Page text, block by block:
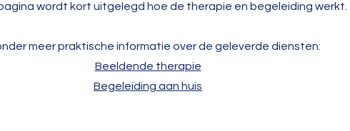
wordt kort uitgelegd hoe de therapie en begeleiding werkt.
meer praktische informatie over de geleverde diensten:
Beeldende therapie
Begeleiding aan huis